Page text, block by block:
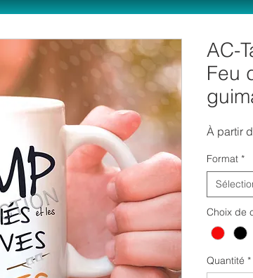
AC-
Feu
À partir
Format *
Choix de
Quantité *